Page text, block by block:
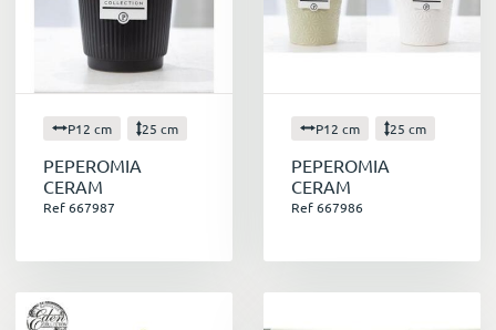
P12 cm 25 cm
PEPEROMIA
CERAM
Ref 667987
P12 cm 25 cm
PEPEROMIA
CERAM
Ref 667986